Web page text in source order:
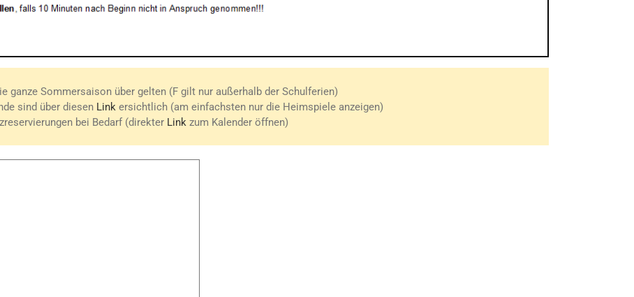
ganze Sommersaison über gelten (F gilt nur außerhalb der Schulferien)
sind über diesen Link ersichtlich (am einfachsten nur die Heimspiele anzeigen)
bei Bedarf (direkter Link zum Kalender öffnen)